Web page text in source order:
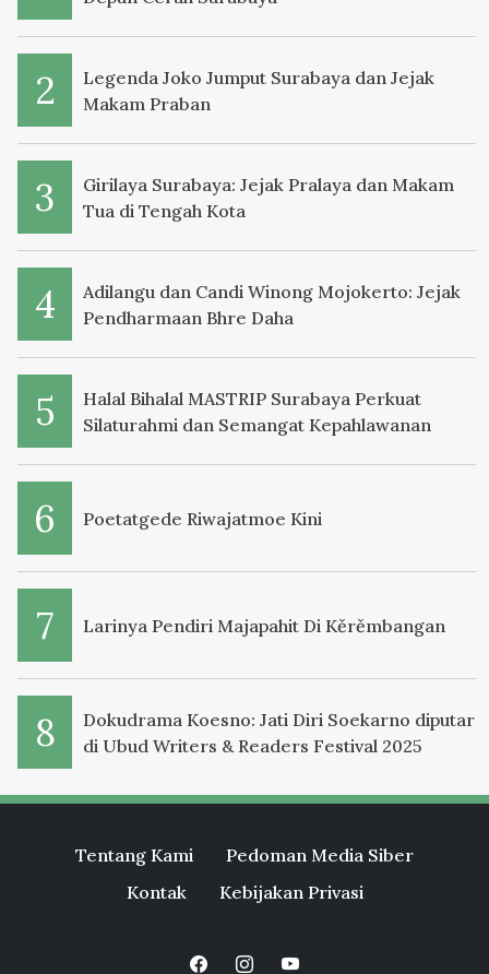
Legenda Joko Jumput Surabaya dan Jejak
Makam Praban
Girilaya Surabaya: Jejak Pralaya dan Makam
Tua di Tengah Kota
Adilangu dan Candi Winong Mojokerto: Jejak
Pendharmaan Bhre Daha
Halal Bihalal MASTRIP Surabaya Perkuat
Silaturahmi dan Semangat Kepahlawanan
Poetatgede Riwajatmoe Kini
Larinya Pendiri Majapahit Di Kěrěmbangan
Dokudrama Koesno: Jati Diri Soekarno diputar
di Ubud Writers & Readers Festival 2025
Tentang Kami
Pedoman Media Siber
Kontak
Kebijakan Privasi